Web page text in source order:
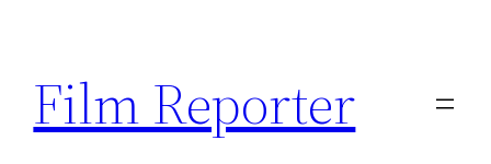
conținut
Film Reporter